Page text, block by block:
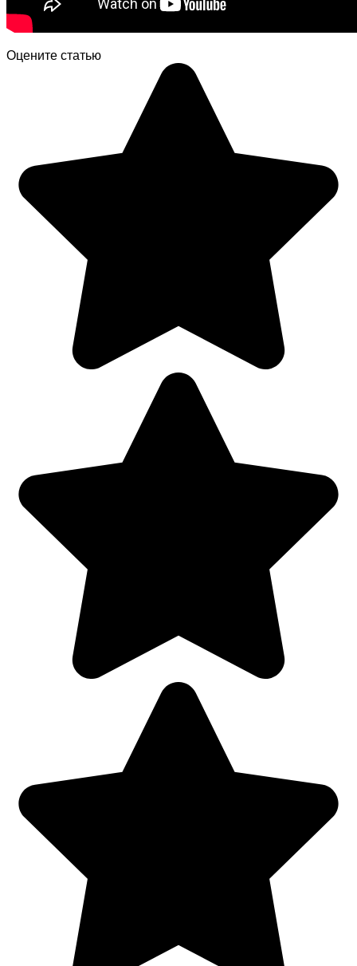
Оцените статью